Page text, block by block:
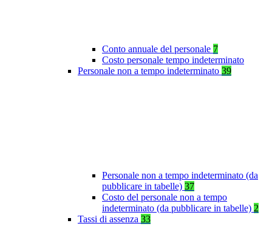
Conto annuale del personale 7
Costo personale tempo indeterminato
Personale non a tempo indeterminato 39
Personale non a tempo indeterminato (da
pubblicare in tabelle) 37
Costo del personale non a tempo
indeterminato (da pubblicare in tabelle) 2
Tassi di assenza 33